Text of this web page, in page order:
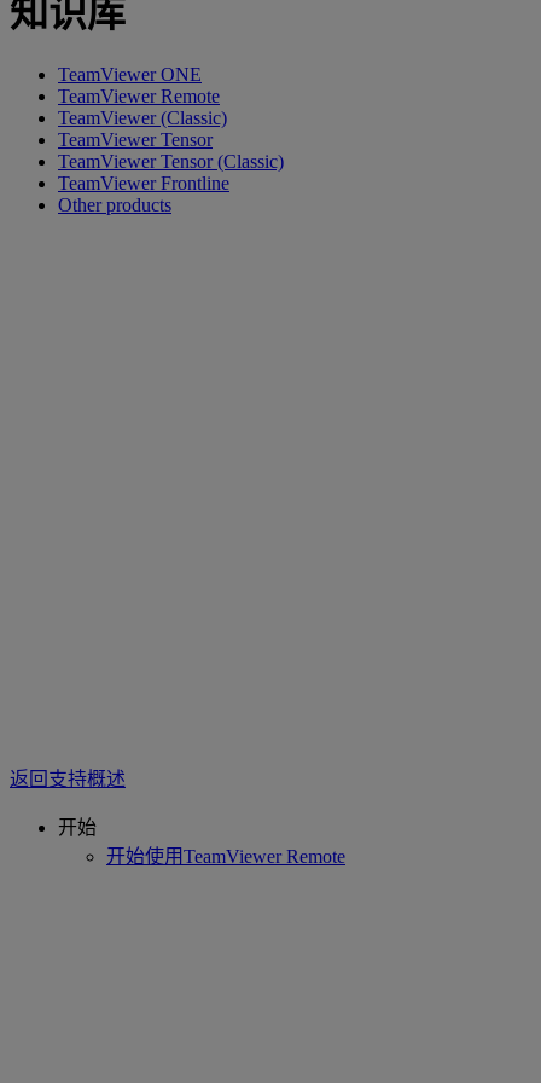
知识库
TeamViewer ONE
TeamViewer Remote
TeamViewer (Classic)
TeamViewer Tensor
TeamViewer Tensor (Classic)
TeamViewer Frontline
Other products
返回支持概述
开始
开始使用TeamViewer Remote